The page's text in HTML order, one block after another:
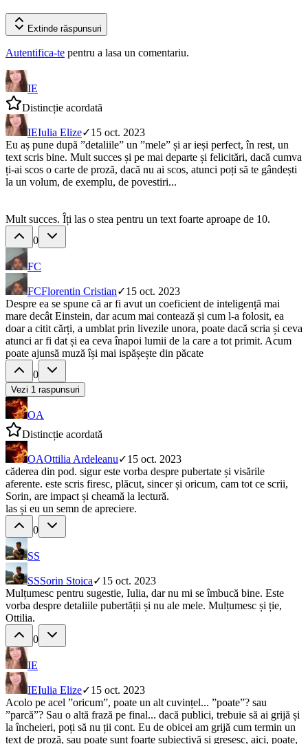
Extinde răspunsuri
Autentifica-te pentru a lasa un comentariu.
IE
Distincție acordată
IEIulia Elize✓15 oct. 2023
Eu aș pune după ”detaliile” un ”mele” și ar ieși perfect, în rest, un
text scris bine. Mult succes și pe mai departe și felicitări, dacă cumva
ți-ai scos o carte de proză, dacă nu ai scos, atunci poți să te gândești
la un volum, de exemplu, de povestiri...
Mult succes. Îți las o stea pentru un text foarte aproape de 10.
0
FC
FCFlorentin Cristian✓15 oct. 2023
Despre ea se spune că ar fi avut un coeficient de inteligență mai
mare decât Einstein, dar acum mai contează și cum l-a folosit, ea
doar a citit cărți, a umblat prin livezile unora, poate dacă scria și ceva
atunci ar fi dat și ea ceva înapoi lumii de la care a tot primit. Acum
poate ajunsă muză își mai ispășește din păcate
0
Vezi 1 raspunsuri
OA
Distincție acordată
OAOttilia Ardeleanu✓15 oct. 2023
căderea din pod. sigur este vorba despre pubertate și visările
aferente. este scris firesc, plăcut, sincer și oricum, cam tot ce scrii,
Sorin, are impact și cheamă la lectură.
las și eu un semn de apreciere.
0
SS
SSSorin Stoica✓15 oct. 2023
Mulțumesc pentru sugestie, Iulia, dar nu mi se îmbucă bine. Este
vorba despre detaliile pubertății și nu ale mele. Mulțumesc și ție,
Ottilia.
0
IE
IEIulia Elize✓15 oct. 2023
Acolo pe acel ”oricum”, poate un alt cuvințel... ”poate”? sau
”parcă”? Sau o altă frază pe final... dacă publici, trebuie să ai grijă și
la încheieri, poți să nu ții cont. Eu de obicei am grijă cum termin un
text de proză, sau poate sunt foarte subiectivă și greșesc, aici, poate,